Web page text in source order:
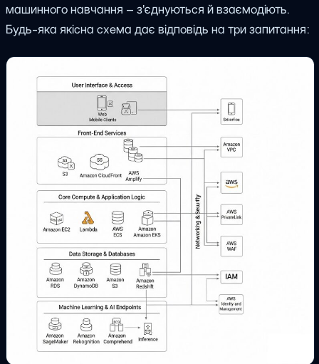
машинного навчання – з'єднуються й взаємодіють.
Будь-яка якісна схема дає відповідь на три запитання: